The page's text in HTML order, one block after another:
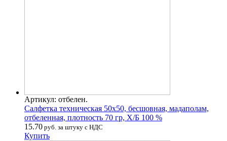
Артикул: отбелен.
Салфетка техническая 50х50, бесшовная, мадаполам,
отбеленная, плотность 70 гр, Х/Б 100 %
15.70 руб. за штуку с НДС
Купить